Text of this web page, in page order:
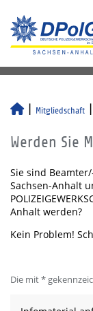
Mitgliedschaft
Werden Sie
Sie sind
Sachsen-Anhalt
Anhalt werden?
Kein Problem!
Die mit *